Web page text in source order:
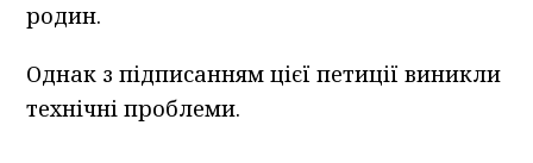
родин.
Однак з підписанням цієї петиції виникли
технічні проблеми.